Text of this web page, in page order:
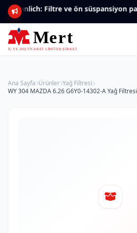
Ana Sayfa Ürünler Yağ Filtresi
WY 304 MAZDA 6.26 G6Y0-14302-A Yağ Filtresi